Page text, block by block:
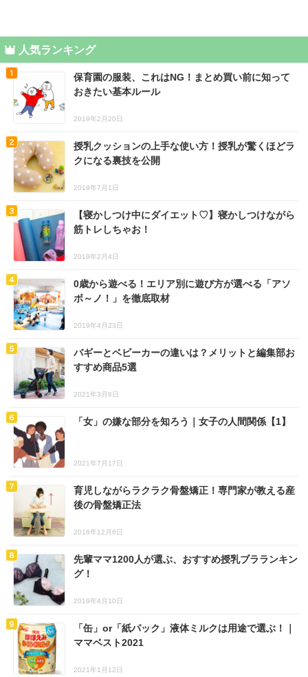
人気ランキング
保育園の服装、これはNG！まとめ買い前に知って
おきたい基本ルール
2019年2月20日
授乳クッションの上手な使い方！授乳が驚くほどラ
クになる裏技を公開
2019年7月1日
【寝かしつけ中にダイエット♡】寝かしつけながら
筋トレしちゃお！
2019年2月4日
0歳から遊べる！エリア別に遊び方が選べる「アソ
ボ～ノ！」を徹底取材
2019年4月23日
バギーとベビーカーの違いは？メリットと編集部お
すすめ商品5選
2021年3月8日
「女」の嫌な部分を知ろう｜女子の人間関係【1】
2021年7月17日
育児しながらラクラク骨盤矯正！専門家が教える産
後の骨盤矯正法
2018年12月6日
先輩ママ1200人が選ぶ、おすすめ授乳ブラランキン
グ！
2019年4月10日
「缶」or「紙パック」液体ミルクは用途で選ぶ！｜
ママベスト2021
2021年1月12日